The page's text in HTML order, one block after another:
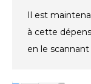
Il est
à cette
en le